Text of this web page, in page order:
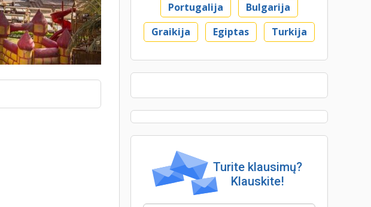
Portugalija
Bulgarija
Graikija
Egiptas Turkija
Turite klausimų?
Klauskite!